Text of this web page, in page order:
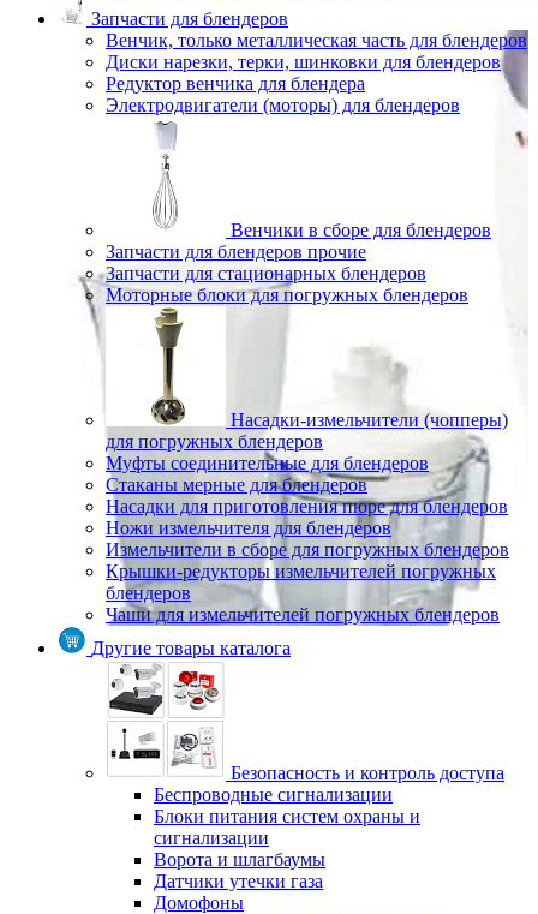
Запчасти для блендеров
Венчик, только металлическая часть для блендеров
Диски нарезки, терки, шинковки для блендеров
Редуктор венчика для блендера
Электродвигатели (моторы) для блендеров
Венчики в сборе для блендеров
Запчасти для блендеров прочие
Запчасти для стационарных блендеров
Моторные блоки для погружных блендеров
Насадки-измельчители (чопперы)
для погружных блендеров
Муфты соединительные для блендеров
Стаканы мерные для блендеров
Насадки для приготовления пюре для блендеров
Ножи измельчителя для блендеров
Измельчители в сборе для погружных блендеров
Крышки-редукторы измельчителей погружных
блендеров
Чаши для измельчителей погружных блендеров
Другие товары каталога
Безопасность и контроль доступа
Беспроводные сигнализации
Блоки питания систем охраны и
сигнализации
Ворота и шлагбаумы
Датчики утечки газа
Домофоны